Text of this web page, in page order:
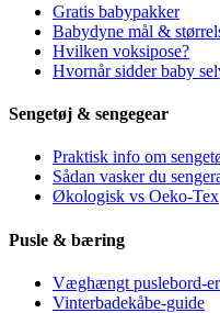
Gratis babypakker
Babydyne mål &
Hvilken voksipose?
Hvornår sidder baby
Sengetøj & sengegear
Praktisk info om
Sådan vasker du
Økologisk vs Oeko-Tex
Pusle & bæring
Væghængt puslebord-
Vinterbadekåbe-guide